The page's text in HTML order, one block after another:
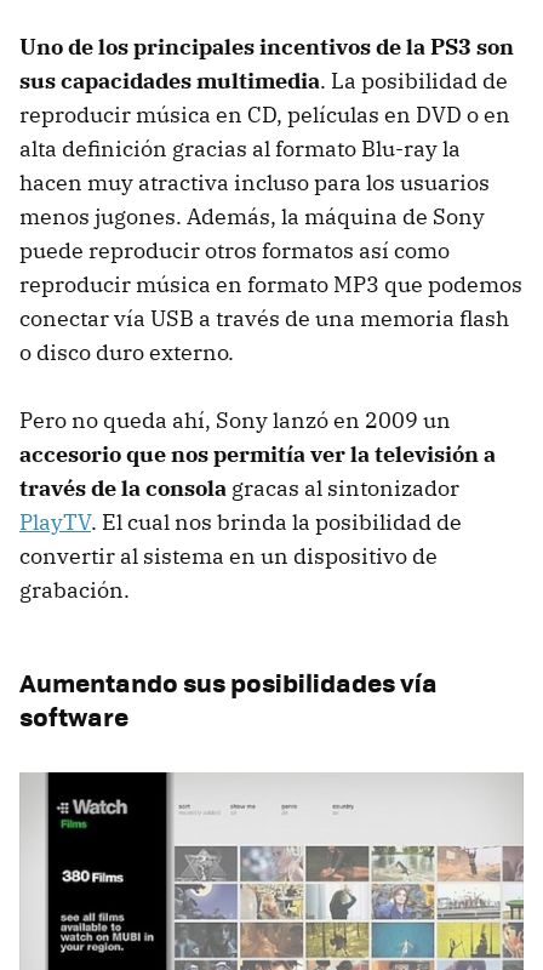
Uno de los principales incentivos de la PS3 son
sus capacidades multimedia. La posibilidad de
reproducir música en CD, películas en DVD o en
alta definición gracias al formato Blu-ray la
hacen muy atractiva incluso para los usuarios
menos jugones. Además, la máquina de Sony
puede reproducir otros formatos así como
reproducir música en formato MP3 que podemos
conectar vía USB a través de una memoria flash
o disco duro externo.
Pero no queda ahí, Sony lanzó en 2009 un
accesorio que nos permitía ver la televisión a
través de la consola gracas al sintonizador
PlayTV. El cual nos brinda la posibilidad de
convertir al sistema en un dispositivo de
grabación.
Aumentando sus posibilidades vía
software